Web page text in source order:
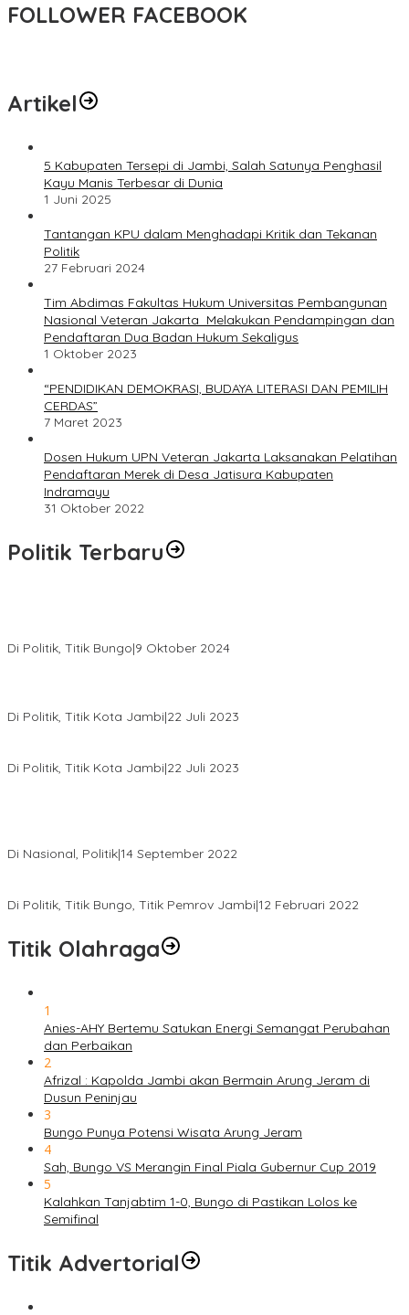
FOLLOWER FACEBOOK
Artikel
5 Kabupaten Tersepi di Jambi, Salah Satunya Penghasil
Kayu Manis Terbesar di Dunia
1 Juni 2025
Tantangan KPU dalam Menghadapi Kritik dan Tekanan
Politik
27 Februari 2024
Tim Abdimas Fakultas Hukum Universitas Pembangunan
Nasional Veteran Jakarta Melakukan Pendampingan dan
Pendaftaran Dua Badan Hukum Sekaligus
1 Oktober 2023
“PENDIDIKAN DEMOKRASI, BUDAYA LITERASI DAN PEMILIH
CERDAS”
7 Maret 2023
Dosen Hukum UPN Veteran Jakarta Laksanakan Pelatihan
Pendaftaran Merek di Desa Jatisura Kabupaten
Indramayu
31 Oktober 2022
Politik Terbaru
Di Politik, Titik Bungo|9 Oktober 2024
Di Politik, Titik Kota Jambi|22 Juli 2023
Di Politik, Titik Kota Jambi|22 Juli 2023
Di Nasional, Politik|14 September 2022
Di Politik, Titik Bungo, Titik Pemrov Jambi|12 Februari 2022
Titik Olahraga
1
Anies-AHY Bertemu Satukan Energi Semangat Perubahan
dan Perbaikan
2
Afrizal : Kapolda Jambi akan Bermain Arung Jeram di
Dusun Peninjau
3
Bungo Punya Potensi Wisata Arung Jeram
4
Sah, Bungo VS Merangin Final Piala Gubernur Cup 2019
5
Kalahkan Tanjabtim 1-0, Bungo di Pastikan Lolos ke
Semifinal
Titik Advertorial